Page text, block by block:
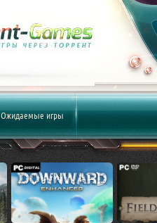
Ожидаемые игры